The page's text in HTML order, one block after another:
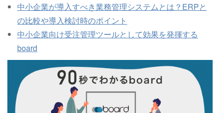
中小企業が導入すべき業務管理システムとは？ERPと
の比較や導入検討時のポイント
中小企業向け受注管理ツールとして効果を発揮する
board